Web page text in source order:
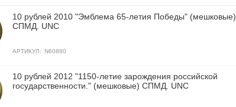
10 рублей 2010 "Эмблема 65-летия Победы" (мешковые)
СПМД. UNC
АРТИКУЛ: N60880
10 рублей 2012 "1150-летие зарождения российской
государственности." (мешковые) СПМД. UNC